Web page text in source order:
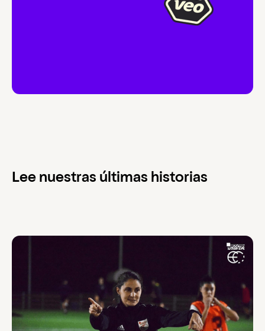
Lee nuestras últimas historias